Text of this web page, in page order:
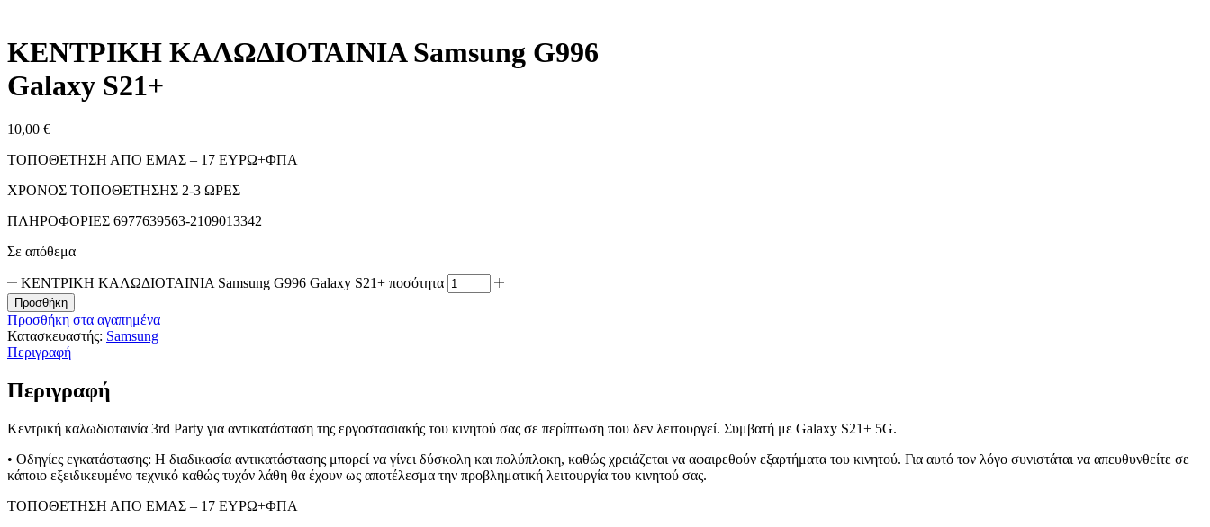
ΚΕΝΤΡΙΚΗ ΚΑΛΩΔΙΟΤΑΙΝΙΑ Samsung G996
Galaxy S21+
10,00 €
ΤΟΠΟΘΕΤΗΣΗ ΑΠΟ ΕΜΑΣ – 17 ΕΥΡΩ+ΦΠΑ
ΧΡΟΝΟΣ ΤΟΠΟΘΕΤΗΣΗΣ 2-3 ΩΡΕΣ
ΠΛΗΡΟΦΟΡΙΕΣ 6977639563-2109013342
Σε απόθεμα
ΚΕΝΤΡΙΚΗ ΚΑΛΩΔΙΟΤΑΙΝΙΑ Samsung G996 Galaxy S21+ ποσότητα
Προσθήκη
Προσθήκη στα αγαπημένα
Κατασκευαστής: Samsung
Περιγραφή
Περιγραφή
Κεντρική καλωδιοταινία 3rd Party για αντικατάσταση της εργοστασιακής του κινητού σας σε περίπτωση που δεν λειτουργεί. Συμβατή με Galaxy S21+ 5G.
• Οδηγίες εγκατάστασης: Η διαδικασία αντικατάστασης μπορεί να γίνει δύσκολη και πολύπλοκη, καθώς χρειάζεται να αφαιρεθούν εξαρτήματα του κινητού. Για αυτό τον λόγο συνιστάται να απευθυνθείτε σε
κάποιο εξειδικευμένο τεχνικό καθώς τυχόν λάθη θα έχουν ως αποτέλεσμα την προβληματική λειτουργία του κινητού σας.
ΤΟΠΟΘΕΤΗΣΗ ΑΠΟ ΕΜΑΣ – 17 ΕΥΡΩ+ΦΠΑ